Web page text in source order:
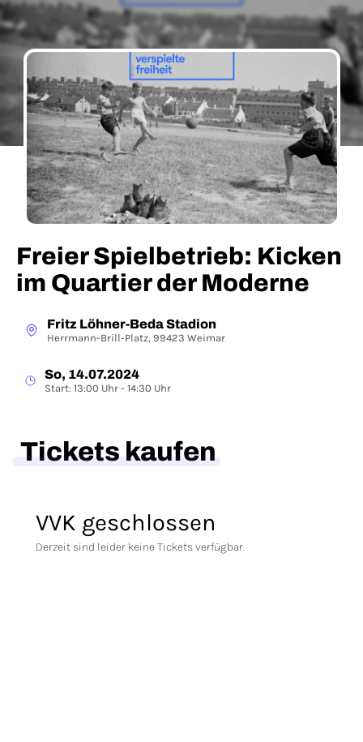
Freier Spielbetrieb: Kicken
im Quartier der Moderne
Fritz Löhner-Beda Stadion
Herrmann-Brill-Platz, 99423 Weimar
So, 14.07.2024
Start: 13:00 Uhr - 14:30 Uhr
Tickets kaufen
VVK geschlossen
Derzeit sind leider keine Tickets verfügbar.